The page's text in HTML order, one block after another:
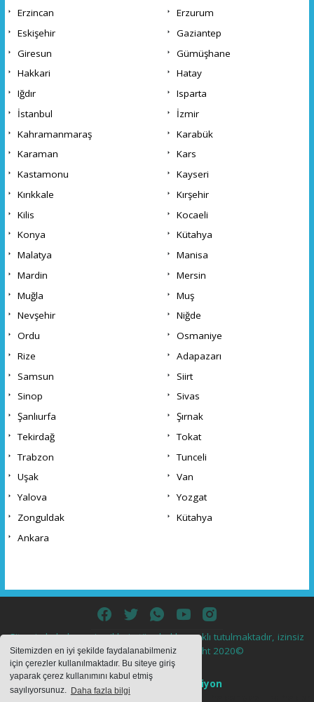
Sitemizden en iyi şekilde faydalanabilmeniz
için çerezler kullanılmaktadır. Bu siteye giriş
yaparak çerez kullanımını kabul etmiş
sayılıyorsunuz. Daha fazla bilgi
Erzincan
Erzurum
Eskişehir
Gaziantep
Giresun
Gümüşhane
Hakkari
Hatay
Iğdır
Isparta
İstanbul
İzmir
Kahramanmaraş
Karabük
Karaman
Kars
Kastamonu
Kayseri
Kırıkkale
Kırşehir
Kilis
Kocaeli
Konya
Kütahya
Malatya
Manisa
Mardin
Mersin
Muğla
Muş
Nevşehir
Niğde
Ordu
Osmaniye
Rize
Adapazarı
Samsun
Siirt
Sinop
Sivas
Şanlıurfa
Şırnak
Tekirdağ
Tokat
Trabzon
Tunceli
Uşak
Van
Yalova
Yozgat
Zonguldak
Kütahya
Ankara
Sitemizde bulunan içeriklerin tüm hakları saklı tutulmaktadır, izinsiz
içerikler kullanılamaz. Copyright 2020©
Haber Yazılımı:
Web Aksiyon
haber yazılımı haber paketi